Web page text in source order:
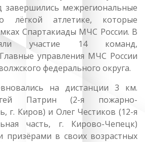
межрегиональные
лёгкой атлетике, которые
Спартакиады МЧС России. В
участие 14 команд,
управления МЧС России
федерального округа.
на дистанции 3 км.
Патрин (2-я пожарно-
г. Киров) и Олег Честиков (12-я
часть, г. Кирово-Чепецк)
призёрами в своих возрастных